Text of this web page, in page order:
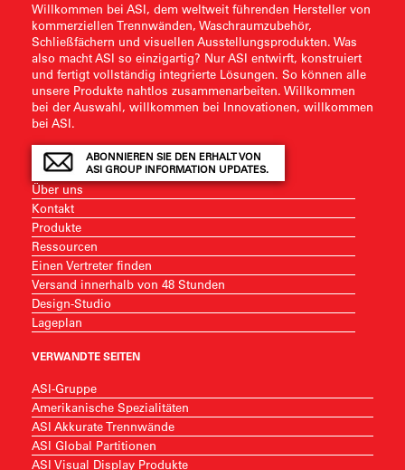
Willkommen bei ASI, dem weltweit führenden Hersteller von
kommerziellen Trennwänden, Waschraumzubehör,
Schließfächern und visuellen Ausstellungsprodukten. Was
also macht ASI so einzigartig? Nur ASI entwirft, konstruiert
und fertigt vollständig integrierte Lösungen. So können alle
unsere Produkte nahtlos zusammenarbeiten. Willkommen
bei der Auswahl, willkommen bei Innovationen, willkommen
bei ASI.
ABONNIEREN SIE DEN ERHALT VON
ASI GROUP INFORMATION UPDATES.
Über uns
Kontakt
Produkte
Ressourcen
Einen Vertreter finden
Versand innerhalb von 48 Stunden
Design-Studio
Lageplan
VERWANDTE SEITEN
ASI-Gruppe
Amerikanische Spezialitäten
ASI Akkurate Trennwände
ASI Global Partitionen
ASI Visual Display Produkte